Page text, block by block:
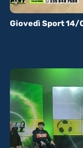
Giovedì Sport